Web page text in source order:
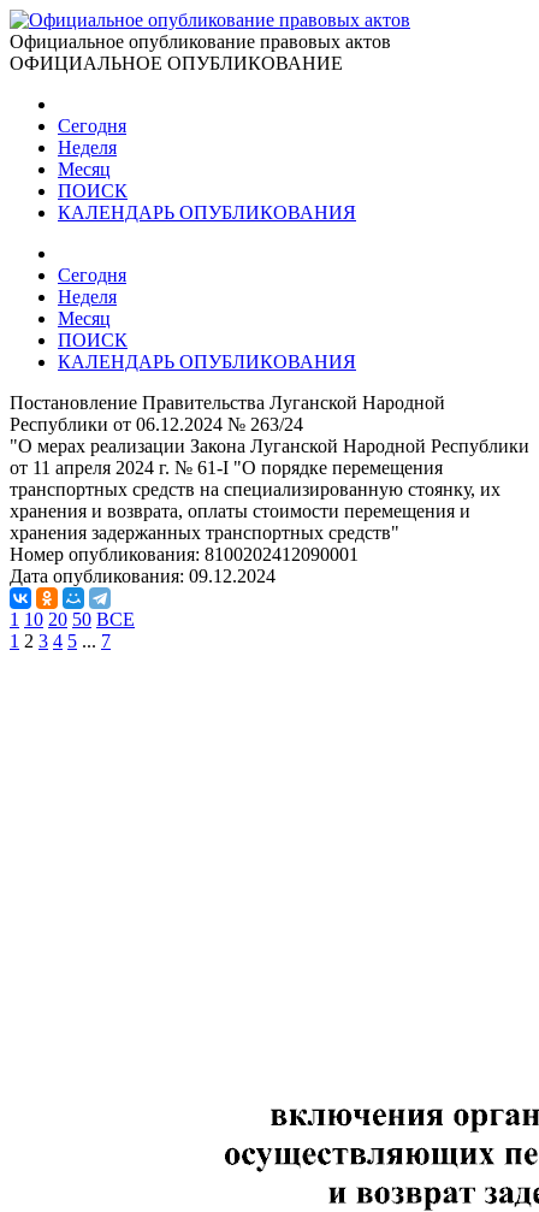
Официальное опубликование правовых актов
ОФИЦИАЛЬНОЕ ОПУБЛИКОВАНИЕ
Сегодня
Неделя
Месяц
ПОИСК
КАЛЕНДАРЬ ОПУБЛИКОВАНИЯ
Сегодня
Неделя
Месяц
ПОИСК
КАЛЕНДАРЬ ОПУБЛИКОВАНИЯ
Постановление Правительства Луганской Народной
Республики от 06.12.2024 № 263/24
"О мерах реализации Закона Луганской Народной Республики
от 11 апреля 2024 г. № 61-І "О порядке перемещения
транспортных средств на специализированную стоянку, их
хранения и возврата, оплаты стоимости перемещения и
хранения задержанных транспортных средств"
Номер опубликования: 8100202412090001
Дата опубликования: 09.12.2024
1 10 20 50 ВСЕ
1 2 3 4 5 ... 7